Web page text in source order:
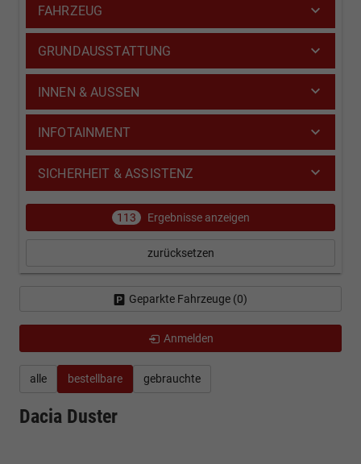
alle bestellbare gebrauchte
Dacia Duster
FAHRZEUG
GRUNDAUSSTATTUNG
INNEN & AUSSEN
INFOTAINMENT
SICHERHEIT & ASSISTENZ
113 Ergebnisse anzeigen
zurücksetzen
Geparkte Fahrzeuge (0)
Anmelden